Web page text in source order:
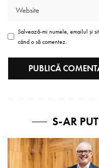
Salvează-mi numele, emailul și
când o să comentez.
S-AR